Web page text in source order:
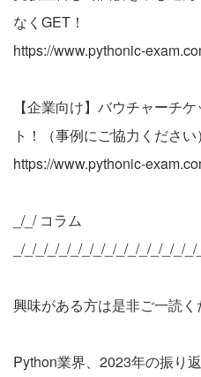
なくGET！
https://www.pythonic-
【企業向け】バウチャーチ
ト！（事例にご協力ください）
https://www.pythonic-
_/_/ コラム
_/_/_/_/_/_/_/_/_/_/_/_/_/_/_/
興味がある方は是非ご一読く
Python業界、2023年の振り